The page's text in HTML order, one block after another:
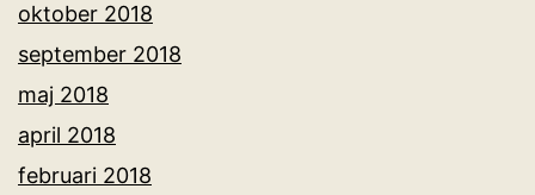
oktober 2018
september 2018
maj 2018
april 2018
februari 2018